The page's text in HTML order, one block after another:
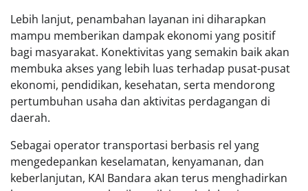
Lebih lanjut, penambahan layanan ini diharapkan
mampu memberikan dampak ekonomi yang positif
bagi masyarakat. Konektivitas yang semakin baik akan
membuka akses yang lebih luas terhadap pusat-pusat
ekonomi, pendidikan, kesehatan, serta mendorong
pertumbuhan usaha dan aktivitas perdagangan di
daerah.
Sebagai operator transportasi berbasis rel yang
mengedepankan keselamatan, kenyamanan, dan
keberlanjutan, KAI Bandara akan terus menghadirkan